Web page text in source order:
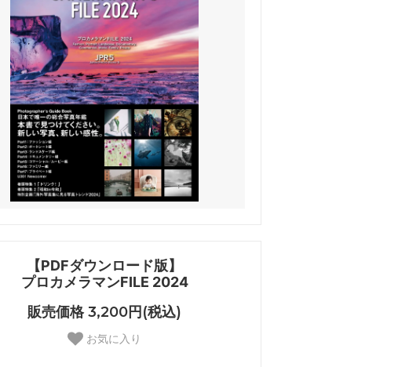
【PDFダウンロード版】
プロカメラマンFILE 2024
販売価格 3,200円(税込)
お気に入り